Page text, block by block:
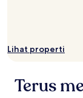
mungkin
Lihat properti
Terus